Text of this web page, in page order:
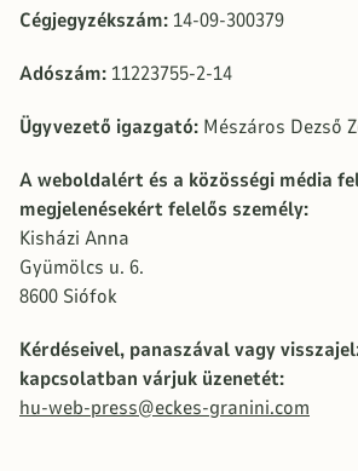
Cégjegyzékszám: 14-09-300379
Adószám: 11223755-2-14
Ügyvezető igazgató: Mészáros Dezső
A weboldalért és a közösségi média
megjelenésekért felelős személy:
Kisházi Anna
Gyümölcs u. 6.
8600 Siófok
Kérdéseivel, panaszával vagy
kapcsolatban várjuk üzenetét:
hu-web-press@eckes-granini.com